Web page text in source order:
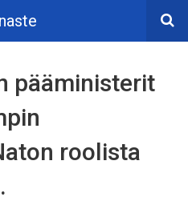
pääministerit
roolista